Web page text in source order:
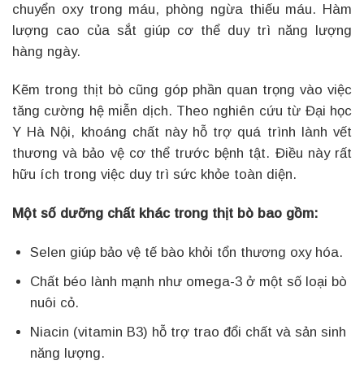
chuyển oxy trong máu, phòng ngừa thiếu máu. Hàm
lượng cao của sắt giúp cơ thể duy trì năng lượng
hàng ngày.
Kẽm trong thịt bò cũng góp phần quan trọng vào việc
tăng cường hệ miễn dịch. Theo nghiên cứu từ Đại học
Y Hà Nội, khoáng chất này hỗ trợ quá trình lành vết
thương và bảo vệ cơ thể trước bệnh tật. Điều này rất
hữu ích trong việc duy trì sức khỏe toàn diện.
Một số dưỡng chất khác trong thịt bò bao gồm:
Selen giúp bảo vệ tế bào khỏi tổn thương oxy hóa.
Chất béo lành mạnh như omega-3 ở một số loại bò
nuôi cỏ.
Niacin (vitamin B3) hỗ trợ trao đổi chất và sản sinh
năng lượng.